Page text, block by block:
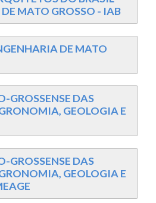
MATO GROSSO - IAB
DE MATO
GROSSENSE DAS
GEOLOGIA E
GROSSENSE DAS
GEOLOGIA E